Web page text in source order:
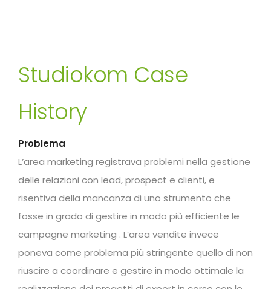
Studiokom Case
History
Problema
L’area marketing registrava problemi nella gestione
delle relazioni con lead, prospect e clienti, e
risentiva della mancanza di uno strumento che
fosse in grado di gestire in modo più efficiente le
campagne marketing . L’area vendite invece
poneva come problema più stringente quello di non
riuscire a coordinare e gestire in modo ottimale la